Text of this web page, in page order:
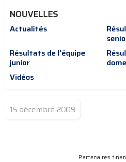
NOUVELLES
Actualités
Résultats de l'équipe
junior
Vidéos
15 décembre 2009
Partenaires